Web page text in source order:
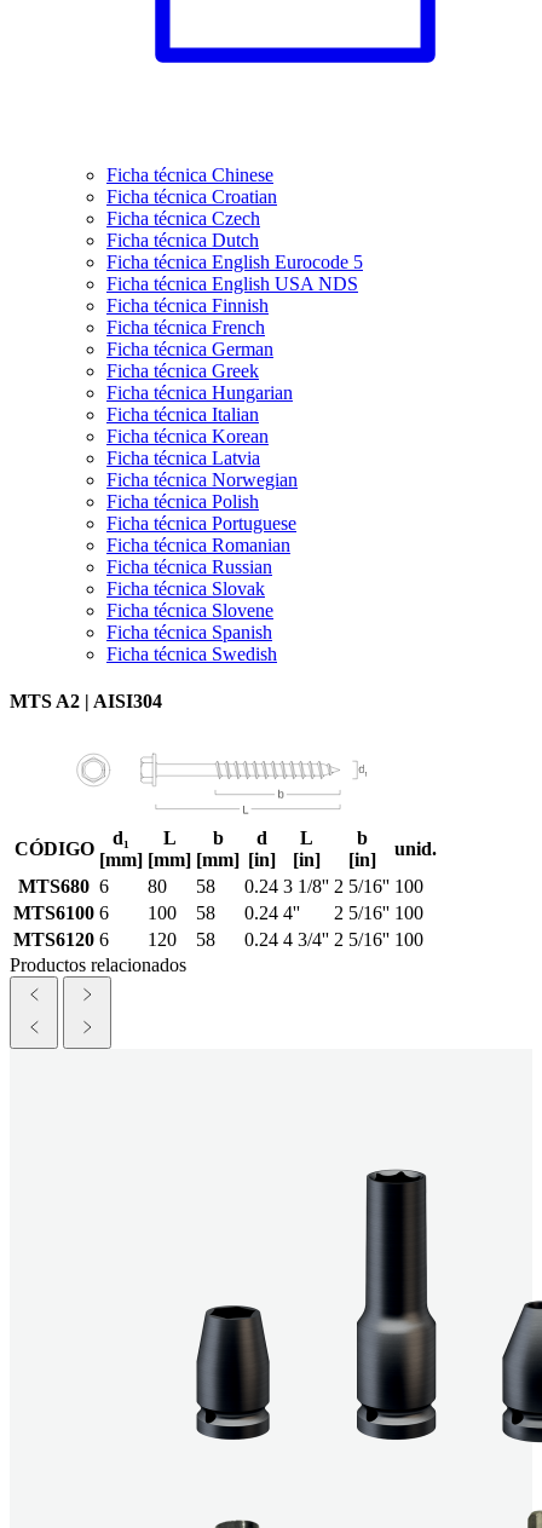
Ficha técnica Chinese
Ficha técnica Croatian
Ficha técnica Czech
Ficha técnica Dutch
Ficha técnica English Eurocode 5
Ficha técnica English USA NDS
Ficha técnica Finnish
Ficha técnica French
Ficha técnica German
Ficha técnica Greek
Ficha técnica Hungarian
Ficha técnica Italian
Ficha técnica Korean
Ficha técnica Latvia
Ficha técnica Norwegian
Ficha técnica Polish
Ficha técnica Portuguese
Ficha técnica Romanian
Ficha técnica Russian
Ficha técnica Slovak
Ficha técnica Slovene
Ficha técnica Spanish
Ficha técnica Swedish
MTS A2 | AISI304
CÓDIGO
d₁
[mm]
L
[mm]
b
[mm]
d
[in]
L
[in]
b
[in]
unid.
MTS680 6 80 58 0.24 3 1/8'' 2 5/16'' 100
MTS6100 6 100 58 0.24 4'' 2 5/16'' 100
MTS6120 6 120 58 0.24 4 3/4'' 2 5/16'' 100
Productos relacionados